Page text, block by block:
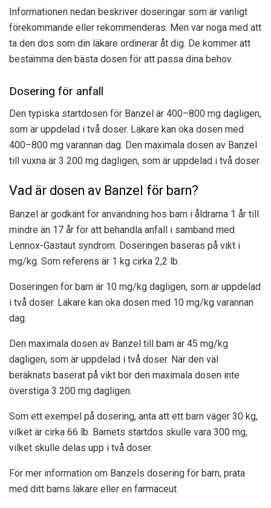
Informationen nedan beskriver doseringar som är vanligt
förekommande eller rekommenderas. Men var noga med att
ta den dos som din läkare ordinerar åt dig. De kommer att
bestämma den bästa dosen för att passa dina behov.
Dosering för anfall
Den typiska startdosen för Banzel är 400–800 mg dagligen,
som är uppdelad i två doser. Läkare kan öka dosen med
400–800 mg varannan dag. Den maximala dosen av Banzel
till vuxna är 3 200 mg dagligen, som är uppdelad i två doser.
Vad är dosen av Banzel för barn?
Banzel är godkänt för användning hos barn i åldrarna 1 år till
mindre än 17 år för att behandla anfall i samband med
Lennox-Gastaut syndrom. Doseringen baseras på vikt i
mg/kg. Som referens är 1 kg cirka 2,2 lb.
Doseringen för barn är 10 mg/kg dagligen, som är uppdelad
i två doser. Läkare kan öka dosen med 10 mg/kg varannan
dag.
Den maximala dosen av Banzel till barn är 45 mg/kg
dagligen, som är uppdelad i två doser. När den väl
beräknats baserat på vikt bör den maximala dosen inte
överstiga 3 200 mg dagligen.
Som ett exempel på dosering, anta att ett barn väger 30 kg,
vilket är cirka 66 lb. Barnets startdos skulle vara 300 mg,
vilket skulle delas upp i två doser.
För mer information om Banzels dosering för barn, prata
med ditt barns läkare eller en farmaceut.